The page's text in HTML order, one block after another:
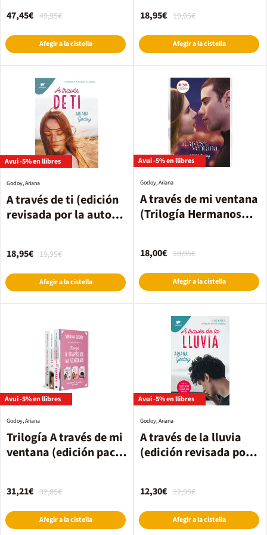
49,95€
47,45€
Afegir a la cistella
19,95€
18,95€
Afegir a la cistella
Avui -5% en llibres
A través de ti (edición
revisada por la autora)
Godoy, Ariana
19,95€
18,95€
Afegir a la cistella
Avui -5% en llibres
A través de mi ventana
(Trilogía Hermanos
Godoy, Ariana
18,95€
18,00€
Afegir a la cistella
Avui -5% en llibres
Trilogía A través de mi
ventana (edición pack
| A través de la lluvia)
Godoy, Ariana
32,85€
31,21€
Afegir a la cistella
Avui -5% en llibres
A través de la lluvia
(edición revisada por
Godoy, Ariana
12,95€
12,30€
Afegir a la cistella